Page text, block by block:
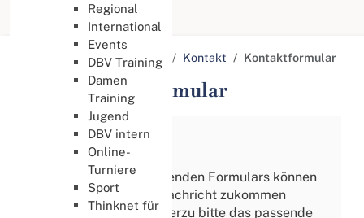
Regional
International
Events
DBV Training
Damen
Training
Jugend
DBV intern
Online-
Turniere
Sport
Thinknet für
Aktuelle Seite: Startseite Kontakt Kontaktformular
DBV Kontaktformular
Hinweis:
Mittels des nachfolgenden Formulars können
Sie uns gerne eine Nachricht zukommen
lassen, wählen Sie hierzu bitte das passende